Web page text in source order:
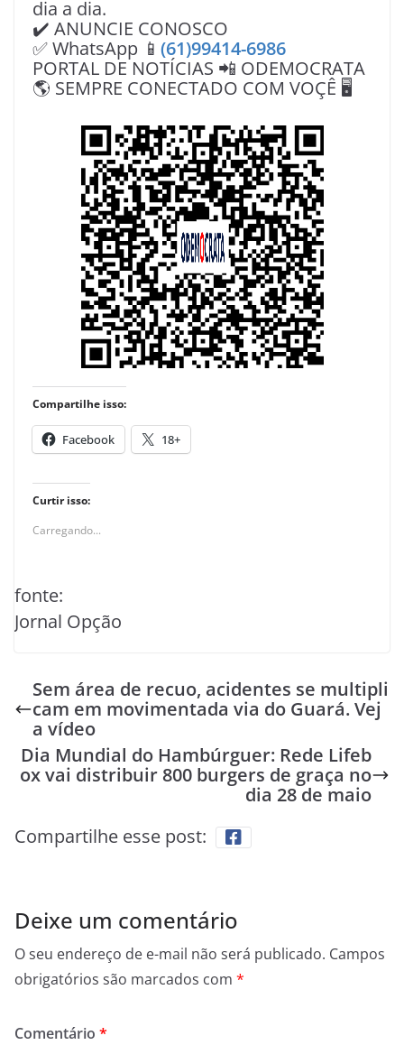
dia a dia.
✔️ ANUNCIE CONOSCO
✅ WhatsApp 📱 (61)99414-6986
PORTAL DE NOTÍCIAS 📲 ODEMOCRATA
🌎 SEMPRE CONECTADO COM VOÇÊ 🖥️
Compartilhe isso:
Facebook 18+
Curtir isso:
Carregando...
fonte:
Jornal Opção
Sem área de recuo, acidentes se multipli
cam em movimentada via do Guará. Vej
a vídeo
Dia Mundial do Hambúrguer: Rede Lifeb
ox vai distribuir 800 burgers de graça no
dia 28 de maio
Compartilhe esse post:
Deixe um comentário
O seu endereço de e-mail não será publicado. Campos
obrigatórios são marcados com *
Comentário *